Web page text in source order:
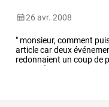
26 avr. 2008
" monsieur, comment
articlecardeux
redonnaient un coupde
",